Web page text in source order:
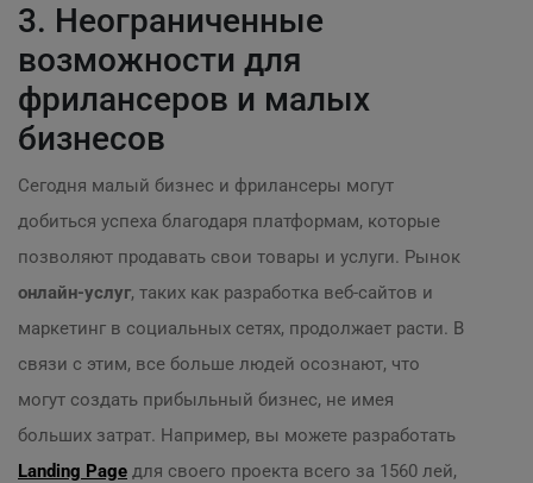
3. Неограниченные
возможности для
фрилансеров и малых
бизнесов
Сегодня малый бизнес и фрилансеры могут
добиться успеха благодаря платформам, которые
позволяют продавать свои товары и услуги. Рынок
онлайн-услуг, таких как разработка веб-сайтов и
маркетинг в социальных сетях, продолжает расти. В
связи с этим, все больше людей осознают, что
могут создать прибыльный бизнес, не имея
больших затрат. Например, вы можете разработать
Landing Page для своего проекта всего за 1560 лей,